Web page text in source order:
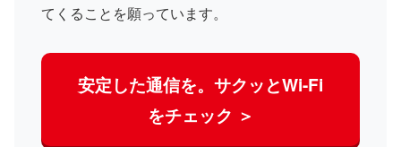
てくることを願っています。
安定した通信を。サクッとWi-Fi
をチェック ＞